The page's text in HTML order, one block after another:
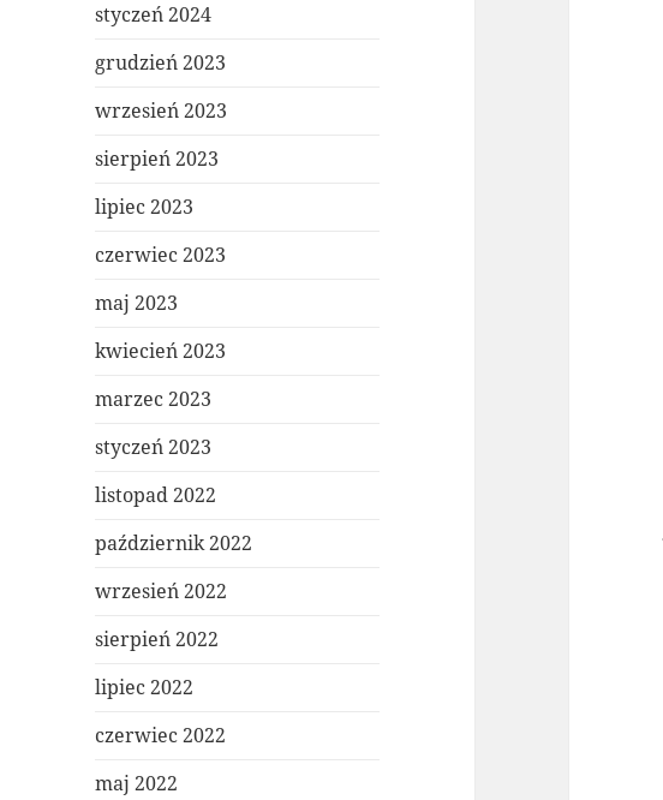
styczeń 2024
grudzień 2023
wrzesień 2023
sierpień 2023
lipiec 2023
czerwiec 2023
maj 2023
kwiecień 2023
marzec 2023
styczeń 2023
listopad 2022
październik 2022
wrzesień 2022
sierpień 2022
lipiec 2022
czerwiec 2022
maj 2022